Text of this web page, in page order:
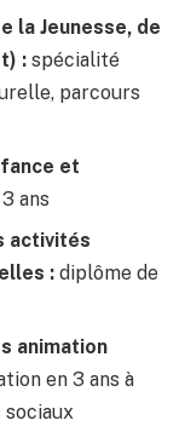
la Jeunesse, de
: spécialité
parcours
et
ans
activités
: diplôme de
animation
en 3 ans à